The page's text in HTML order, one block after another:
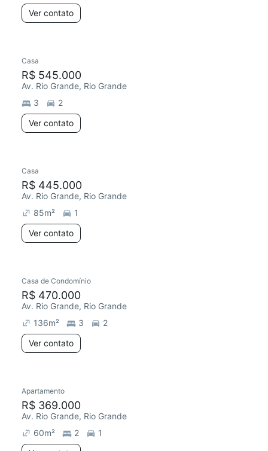
Ver contato
Casa
R$ 545.000
Av. Rio Grande, Rio Grande
3
2
Ver contato
Casa
R$ 445.000
Av. Rio Grande, Rio Grande
85m²
1
Ver contato
Casa de Condomínio
R$ 470.000
Av. Rio Grande, Rio Grande
136m² 3
2
Ver contato
Apartamento
R$ 369.000
Av. Rio Grande, Rio Grande
60m² 2
1